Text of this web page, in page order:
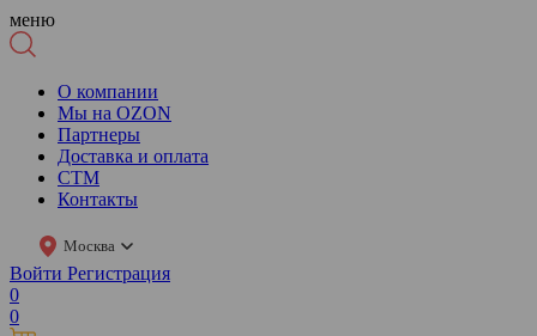
меню
О компании
Мы на OZON
Партнеры
Доставка и оплата
СТМ
Контакты
Москва
Войти Регистрация
0
0